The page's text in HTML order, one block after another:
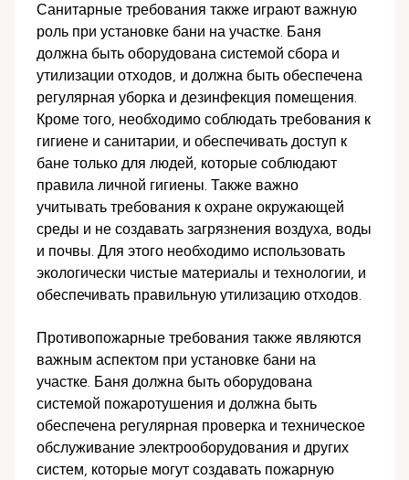
Санитарные требования также играют важную
роль при установке бани на участке. Баня
должна быть оборудована системой сбора и
утилизации отходов, и должна быть обеспечена
регулярная уборка и дезинфекция помещения.
Кроме того, необходимо соблюдать требования к
гигиене и санитарии, и обеспечивать доступ к
бане только для людей, которые соблюдают
правила личной гигиены. Также важно
учитывать требования к охране окружающей
среды и не создавать загрязнения воздуха, воды
и почвы. Для этого необходимо использовать
экологически чистые материалы и технологии, и
обеспечивать правильную утилизацию отходов.
Противопожарные требования также являются
важным аспектом при установке бани на
участке. Баня должна быть оборудована
системой пожаротушения и должна быть
обеспечена регулярная проверка и техническое
обслуживание электрооборудования и других
систем, которые могут создавать пожарную